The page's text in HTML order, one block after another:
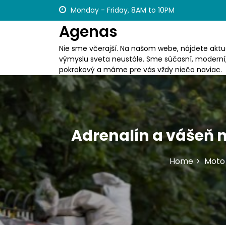
o
n
n
t
Monday - Friday, 8AM to 10PM
Agenas
Nie sme včerajší. Na našom webe, nájdete
výmyslu sveta neustále. Sme súčasní,
pokrokový a máme pre vás vždy niečo naviac.
Adrenalín a vášeň
Home Moto